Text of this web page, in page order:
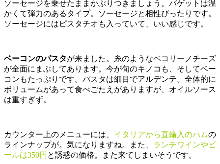
ソーセージを乗せたままかぶりつきましょう。バゲットは温
かくて弾力のあるタイプ。ソーセージと相性ぴったりです。
ソーセージにはピスタチオも入っていて、いい感じです。
ベーコンのパスタが来ました。糸のようなペコリーノチーズ
が全面にまぶしてあります。今が旬のキノコも、そしてベー
コンもたっぷりです。パスタは細目でアルデンテ。全体的に
ボリュームがあって食べごたえがありますが、オイルソース
は重すぎず。
カウンター上のメニューには、 イタリアから直輸入のハムの
ラインナップが。気になりますね。また、 ランチワインやビ
ールは350円 と誘惑の価格。また来てしまいそうです。